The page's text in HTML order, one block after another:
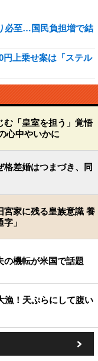
必至…国民負担増で結
円上乗せ案は「ステル
む「皇室を担う」覚悟
心中やいかに
格差婚はつまづき、同
宮家に残る皇族意識 養
」
の機転が米国で話題
漁！天ぷらにして腹い